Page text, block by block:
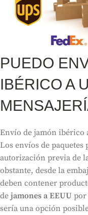
PUEDO
IBÉRICO A
Envío de jamón ibérico
Los envíos de
autorización previa de
obstante, desde la
deben contener
de jamones a EEUU por
sería una opción